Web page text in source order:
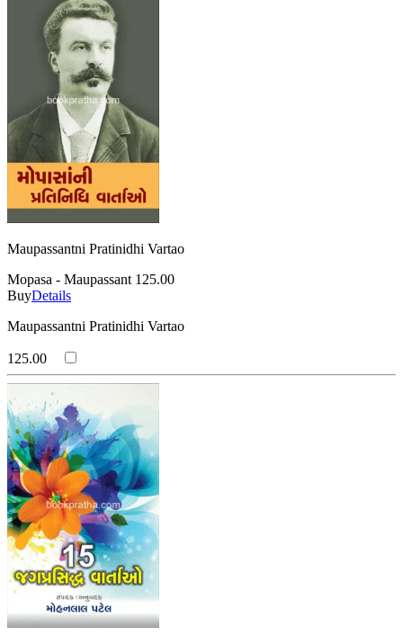
Maupassantni Pratinidhi Vartao
Mopasa - Maupassant 125.00
BuyDetails
Maupassantni Pratinidhi Vartao
125.00